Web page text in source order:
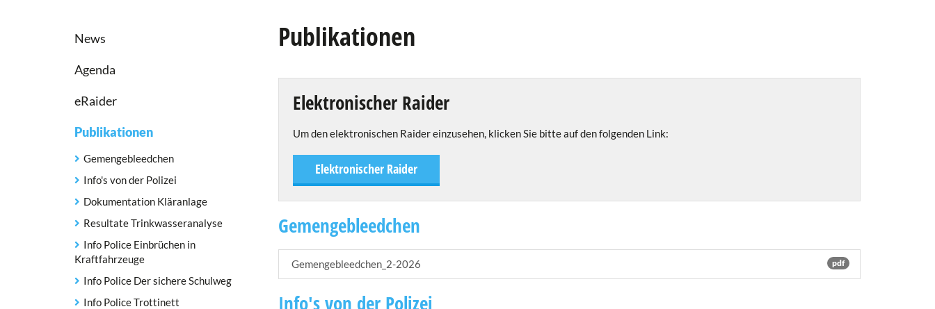
News
Agenda
eRaider
Publikationen
Gemengebleedchen
Info's von der Polizei
Dokumentation Kläranlage
Resultate Trinkwasseranalyse
Info Police Einbrüchen in
Kraftfahrzeuge
Info Police Der sichere Schulweg
Info Police Trottinett
Publikationen
Elektronischer Raider
Um den elektronischen Raider einzusehen, klicken Sie bitte auf den folgenden Link:
Elektronischer Raider
Gemengebleedchen
pdf
Gemengebleedchen_2-2026
Info's von der Polizei